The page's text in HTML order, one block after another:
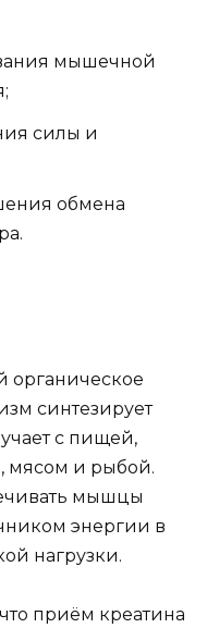
мышечной
силы и
обмена
органическое
синтезирует
с пищей,
мясом и рыбой.
мышцы
энергии в
нагрузки.
приём креатина